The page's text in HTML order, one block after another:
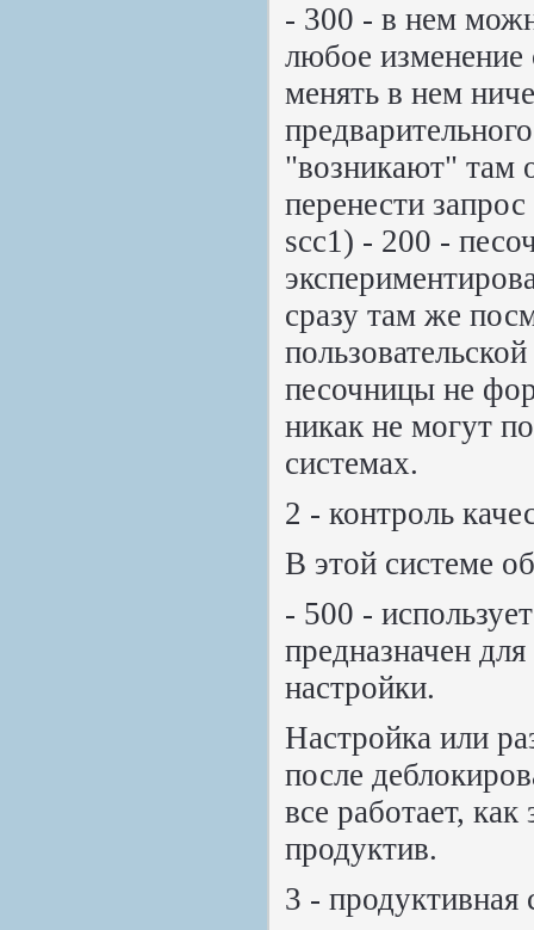
- 300 - в нем
любое изменение
менять в нем
"возникают" там
перенести
scc1) - 200 -
сразу там же
песочницы не
никак не могут
системах.
2 - контроль
В этой системе
- 500 -
предназначен
настройки.
Настройка или
после
все работает,
продуктив.
3 - продуктивная